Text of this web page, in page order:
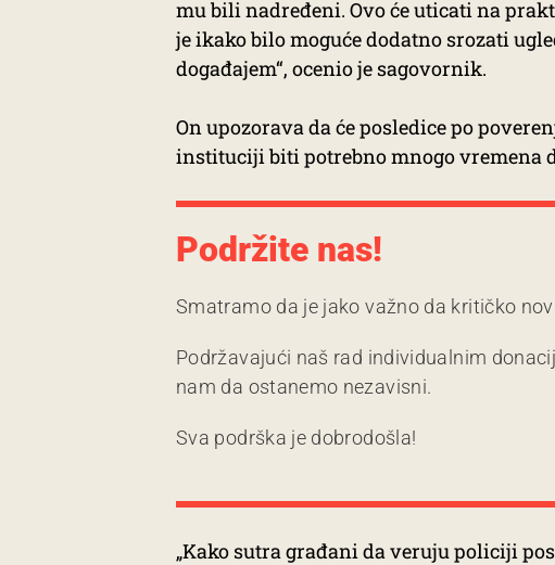
mu bili nadređeni. Ovo će uticati na
je ikako bilo moguće dodatno srozati
događajem“, ocenio je sagovornik.
On upozorava da će posledice po
instituciji biti potrebno mnogo vremena
Podržite nas!
Smatramo da je jako važno da kritičko
Podržavajući naš rad individualnim
nam da ostanemo nezavisni.
Sva podrška je dobrodošla!
„Kako sutra građani da veruju policiji